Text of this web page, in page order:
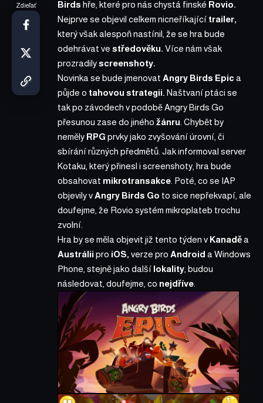
Zdieľať
Birds hře, které pro nás chystá finské Rovio.
Nejprve se objevil celkem nicneříkající trailer,
který však alespoň nastínil, že se hra bude
odehrávat ve středověku. Více nám však
prozradilyscreenshoty.
Novinka se bude jmenovat Angry Birds Epic a
půjde o tahovou strategii. Naštvaní ptáci se
tak po závodech v podobě Angry Birds Go
přesunou zase do jiného žánru . Chybět by
neměly RPG prvky jako zvyšování úrovní, či
sbírání různých předmětů. Jak informoval server
Kotaku, který přinesl i screenshoty, hra bude
obsahovat mikrotransakce . Poté, co se IAP
objevily v Angry Birds Go to sice nepřekvapí, ale
doufejme, že Rovio systém mikroplateb trochu
zvolní.
Hra by se měla objevit již tento týden v Kanaděa
Austrálii pro iOS, verze pro Android a Windows
Phone, stejně jako další lokality , budou
následovat, doufejme, co nejdříve